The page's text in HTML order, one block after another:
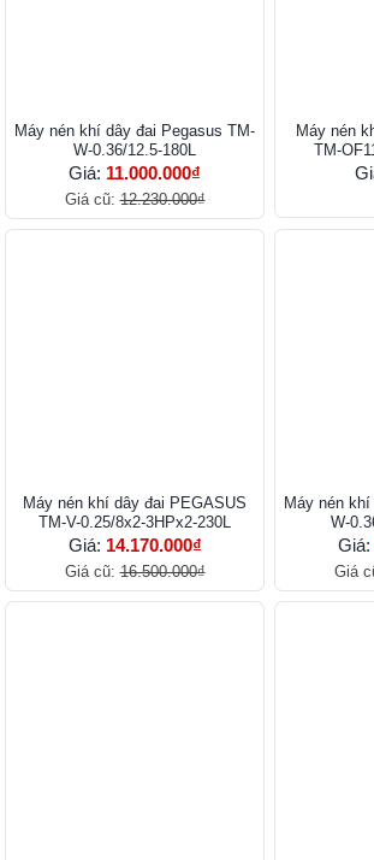
Máy nén khí dây đai Pegasus TM-
W-0.36/12.5-180L
Giá: 11.000.000₫
Giá cũ:12.230.000₫
Máy nén
TM-
Máy nén khí dây đai PEGASUS
TM-V-0.25/8x2-3HPx2-230L
Giá: 14.170.000₫
Giá cũ:16.500.000₫
Máy nén
W-
Giá:
Giá